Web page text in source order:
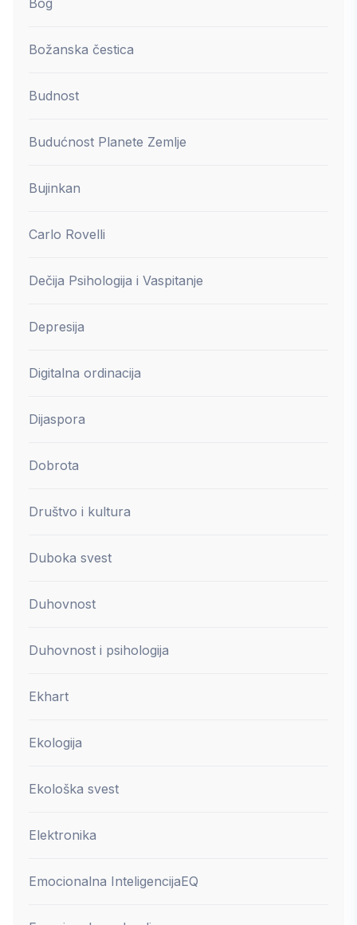
Božanska čestica
Budnost
Budućnost Planete Zemlje
Bujinkan
Carlo Rovelli
Dečija Psihologija i Vaspitanje
Depresija
Digitalna ordinacija
Dijaspora
Dobrota
Društvo i kultura
Duboka svest
Duhovnost
Duhovnost i psihologija
Ekhart
Ekologija
Ekološka svest
Elektronika
Emocionalna InteligencijaEQ